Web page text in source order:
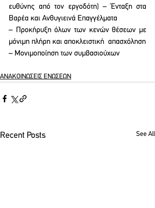
ευθύνης από τον εργοδότη) – Ένταξη στα
Βαρέα και Ανθυγιεινά Επαγγέλματα
– Προκήρυξη όλων των κενών θέσεων με
– Μονιμοποίηση των συμβασιούχων
ΑΝΑΚΟΙΝΩΣΕΙΣ ΕΝΩΣΕΩΝ
Recent Posts See All